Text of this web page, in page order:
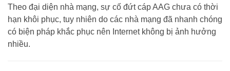
Theo đại diện nhà mạng, sự cố đứt cáp AAG chưa có thời
hạn khôi phục, tuy nhiên do các nhà mạng đã nhanh chóng
có biện pháp khắc phục nên Internet không bị ảnh hưởng
nhiều.